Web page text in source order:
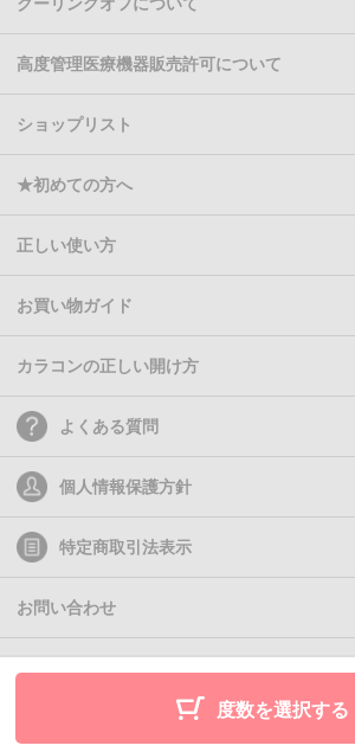
度数を選択する
高度管理医療機器販売許可について
ショップリスト
★初めての方へ
正しい使い方
お買い物ガイド
カラコンの正しい開け方
よくある質問
個人情報保護方針
特定商取引法表示
お問い合わせ
(C)2011- Queen Eyes